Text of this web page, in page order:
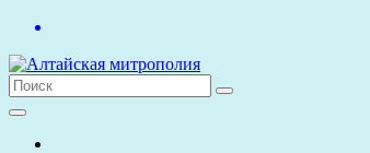
Перейти
содержимому